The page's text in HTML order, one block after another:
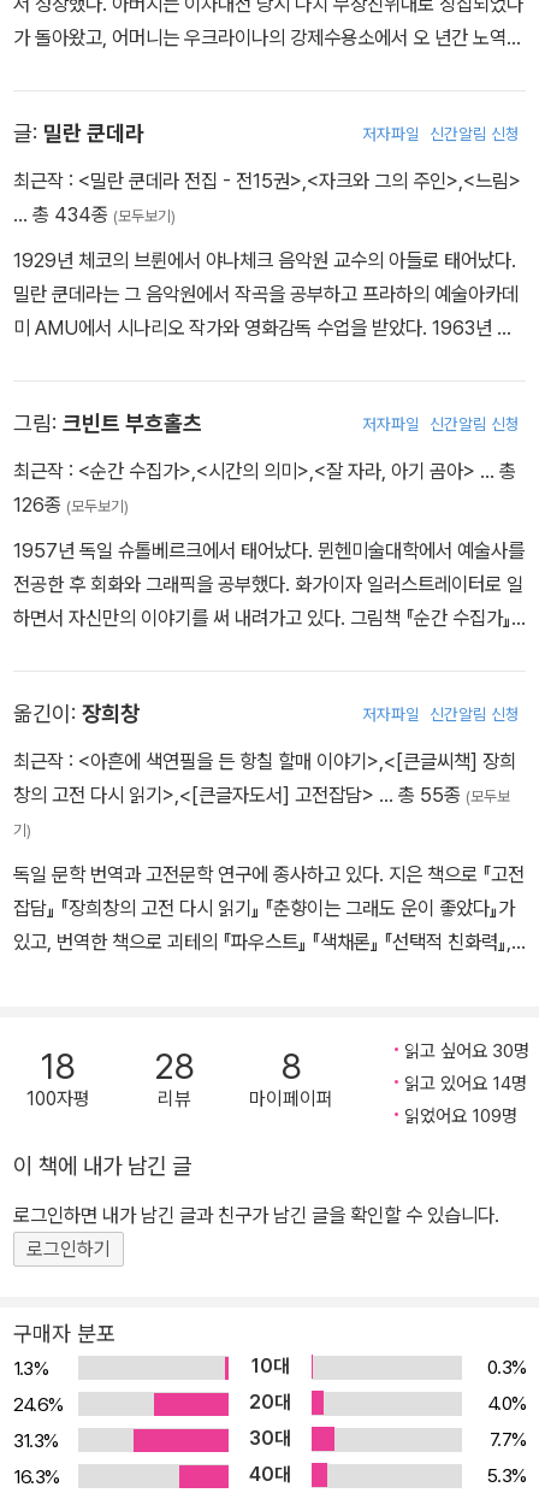
가 돌아왔고, 어머니는 우크라이나의 강제수용소에서 오 년간 노역했
안을 심어주었다. 이후 티미쇼아라대학에서 독일문학과 루마니아문
학을 전공했고, 차우셰스쿠 독재정권에 반대하는 젊은 독일어권 작가
들의 모임 ‘악티온스그루페 바나트’에 유일한 여성 멤버로 참여해 글
작품 <저지대>로 문단에 데뷔했다. 1984년 베를린에서 재출간된 <
저지대>는 유럽, 특히 독일 문단과 정치권의 이목을 끌었고, 루마니
아 정부는 <저지대>를 금서 조치했다. 이어 루마니아 비밀경찰의 감
너와 함께 1987년 독일로 망명했다. 주요 작품으로 전후 전체주의의
공포를 생생히 묘사한 소설 <숨그네> <마음짐승> <그때 이미 여우
는 사냥꾼이었다> <인간은 이 세상의 거대한 꿩이다>, 산문집 <악마
가 거울 속에 앉아 있다>, 시집 <모카잔을 든 우울한 신사들> 등이
있으며, 아스펙테 문학상, 리카르다 후흐 문학상, 로즈비타 문학상, 독
일비평가상 등 주요 문학상을 휩쓸었다. 2009년, 응축된 시와 진솔
한 산문으로 박탈당한 삶의 풍경을 그려냈다는 평가를 받으며 노벨문
글: 밀란 쿤데라 저자파일 신간알림 신청
최근작 : <밀란 쿤데라 전집 - 전15권> <자크와 그의 주인> <느림>
… 총 434종 (모두보기)
1929년 체코의 브륀에서 야나체크 음악원 교수의 아들로 태어났다.
밀란 쿤데라는 그 음악원에서 작곡을 공부하고 프라하의 예술아카데
미 AMU에서 시나리오 작가와 영화감독 수업을 받았다. 1963년 이
서가 압수되는 수모를 겪었다. 『농담』과 『우스운 사랑들』 2권만이 쿤
데라가 고국 체코에서 발표할 수밖에 없었다. 『농담』이 불역되는 즉
시 프랑스에서도 명작가가 되다. 그 불역판 서문에서 아라공은 “금세
게 없어서는 안 되는 것임을 증명해주는 소설가”라고 격찬한바 있다.
2차대전 후 그는 대학생, 노동자, 바의 피아니스트(그의 아버지는 이
미 유명한 피아니스트였다)를 거쳐 문학과 영화에 몰두했다. 그는 시
포만(Miloš Forman), 그리고 장차 체코의 누벨 바그계 영화인들이
될 사람들은 두루 그의 제자들이었다. 소련 침공과 ‘프라하의 봄’ 무렵
의 숙청으로 인하여 그의 처지는 참을 수 없는 지경에 이르렀다. 그의
책들은 도서관에서 제거되었고 그 자신은 글쓰는 것도 가르치는 것도
금지되는 역경을 만났다. 1975년 그가 체코를 떠나 프랑스로 왔을
때 “프라하에서 서양은 그들 스스로가 파괴되는 광경을 목도할 수 있
게 되었다”고 말했다. 1975년 프랑스로 이주한 후 르네 대학에서 비
교문학을 강의하다가 1980년에 파리 대학으로 자리를 옮겼다. 그의
건들과 어쩌다가 받아들이게 된 구속들의 축적이 낳은 산물에 불과하
다. 그렇지만 죽음을 향한 그 꼬불꼬불한 길, 서로 사랑하는 두 사람의
내면의 평화를 다시 찾는 길이기도 하다. 그 배경에는1960년대 체코
와 1970년대 유럽을 뒤흔들어놓은 시련이 깔려 있다. 지금은 멀어져
버린 체코이지만 쿤데라의 작품 한복판에 주인공인 양 요지부동으로
박혀 있는 체코, 실제로 존재하는 나라라기보다는 신화적이고 보다
본질이 더 잘 보이는 듯한 그 나라. 변함 없는 성실성과 배반, 현실과
꿈, 과거와 현재 사이에서 찢겨진 존재들의 복합성, 그리고 또한 둘로
쪼개진 세계와 유럽의 드라마와 작가의 근원적 정신질환의 원인은 체
코에 있었다. 밀란 쿤데라는 프랑스로 망명 후 소설가로서의 성공에
대해 한 인터뷰에서 이렇게 말했다. “변화가 너무나 급작스러웠던 게
그림: 크빈트 부흐홀츠 저자파일 신간알림 신청
최근작 : <순간 수집가> <시간의 의미> <잘 자라, 아기 곰아> … 총
126종 (모두보기)
1957년 독일 슈톨베르크에서 태어났다. 뮌헨미술대학에서 예술사를
전공한 후 회화와 그래픽을 공부했다. 화가이자 일러스트레이터로 일
하면서 자신만의 이야기를 써 내려가고 있다. 그림책 『순간 수집가』
주요 작품으로 『책 그림책』 『시간의 의미』 등이 있다. 홈페이지: quin
tbuchholz.de
옮긴이: 장희창 저자파일 신간알림 신청
최근작 : <아흔에 색연필을 든 항칠 할매 이야기> <[큰글씨책] 장희
창의 고전 다시 읽기> <[큰글자도서] 고전잡담> … 총 55종 (모두보
기)
독일 문학 번역과 고전문학 연구에 종사하고 있다. 지은 책으로 『고전
잡담』 『장희창의 고전 다시 읽기』 『춘향이는 그래도 운이 좋았다』가
있고, 번역한 책으로 괴테의 『파우스트』 『색채론』 『선택적 친화력』,
이야기』 『유한함에 관하여』, 후고 프리드리히의 『현대시의 구조』, 안
나 제거스 『약자들의 힘』, 카타리나 하커의 『빈털터리들』, 베르너 융
의 『미학사 입문』, 크빈트 부흐홀츠의 『책그림책』, 레마르크의 『개선
18
100자평
28
리뷰
8
마이페이퍼
읽고 싶어요 30명
읽고 있어요 14명
읽었어요 109명
이 책에 내가 남긴 글
로그인하면 내가 남긴 글과 친구가 남긴 글을 확인할 수 있습니다.
로그인하기
구매자 분포
1.3% 10대
0.3%
24.6%
20대
4.0%
31.3%
30대
7.7%
16.3%
40대
5.3%